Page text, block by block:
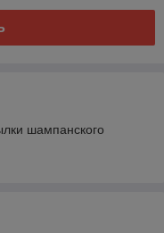
шампанского